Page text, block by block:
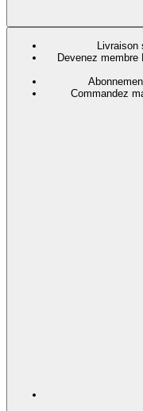
Devenez
Commandez